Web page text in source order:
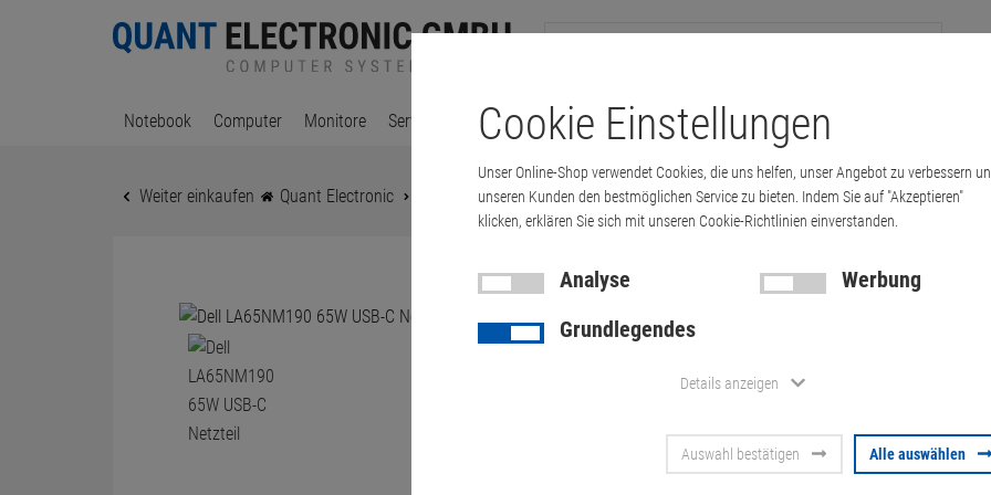
Notebook Computer Monitore Server & Workstation Drucker & Kopierer Kabel Multimedia & HDTV
Weiter einkaufen Quant Electronic Dell LA65NM190 65W USB-C Netzteil
Dell
Netzteil
Cookie Einstellungen
Unser Online-Shop verwendet Cookies, die uns helfen, unser Angebot zu verbessern
unseren Kunden den bestmöglichen Service zu bieten. Indem Sie auf "Akzeptieren"
klicken, erklären Sie sich mit unseren Cookie-Richtlinien einverstanden.
Analyse
Werbung
Grundlegendes
Details anzeigen
Auswahl bestätigen Alle auswählen